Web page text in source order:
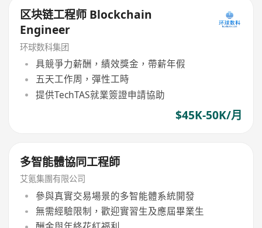
区块链工程师 Blockchain
Engineer
环球数科集团
具競爭力薪酬，績效獎金，帶薪年假
五天工作周，彈性工時
提供TechTAS就業簽證申請協助
$45K-50K/月
多智能體協同工程師
艾氪集團有限公司
參與真實交易場景的多智能體系統開發
無需經驗限制，歡迎實習生及應屆畢業生